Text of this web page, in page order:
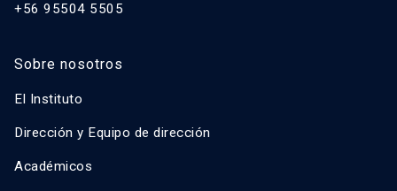
+56 95504 5505
Sobre nosotros
El Instituto
Dirección y Equipo de dirección
Académicos